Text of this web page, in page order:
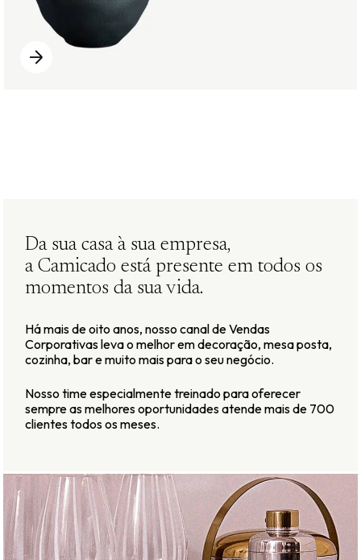
Da sua casa à sua empresa,
a Camicado está presente em todos os
momentos da sua vida.
Há mais de oito anos, nosso canal de Vendas
Corporativas leva o melhor em decoração, mesa posta,
cozinha, bar e muito mais para o seu negócio.
Nosso time especialmente treinado para oferecer
sempre as melhores oportunidades atende mais de 700
clientes todos os meses.